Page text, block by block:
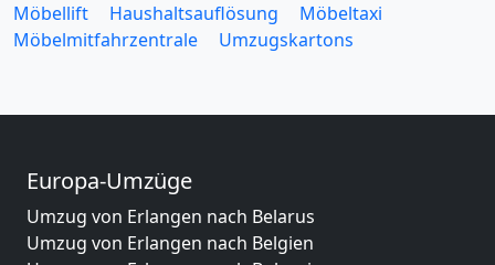
Möbellift
Haushaltsauflösung
Möbeltaxi
Möbelmitfahrzentrale
Umzugskartons
Europa-Umzüge
Umzug von Erlangen nach Belarus
Umzug von Erlangen nach Belgien